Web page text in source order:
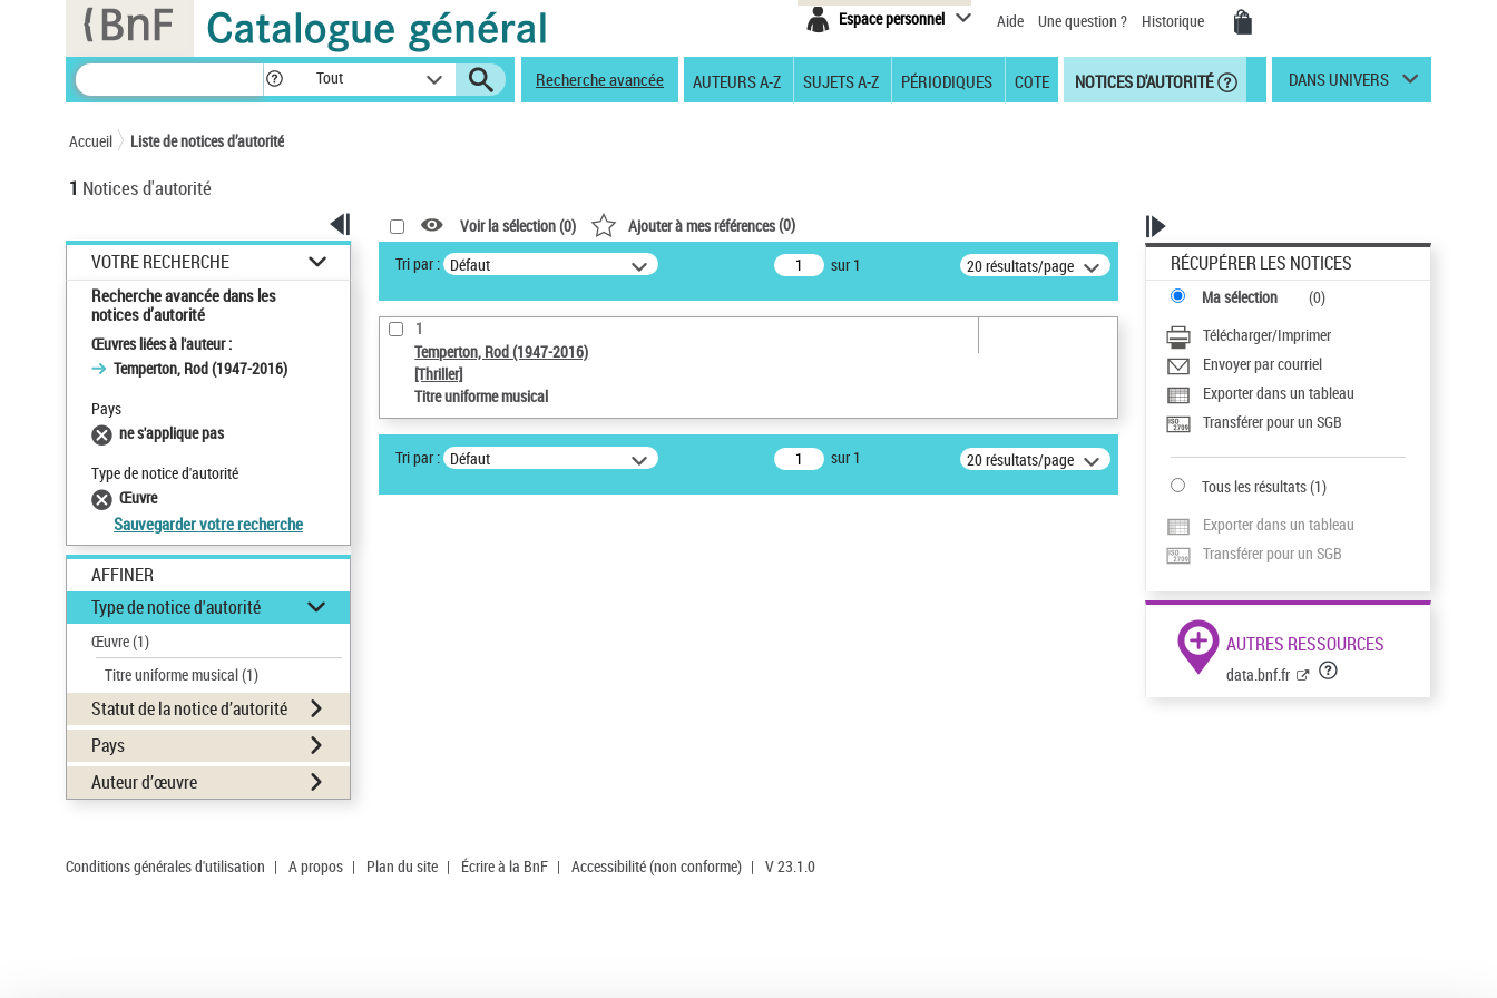
Espace personnel Aide Une question ? Historique
Tout Recherche avancée AUTEURS A-Z SUJETS A-Z PÉRIODIQUES COTE NOTICES D'AUTORITÉ DANS UNIVERS
Accueil Liste de notices d’autorité
1 Notices d'autorité
VOTRE RECHERCHE
Recherche avancée dans les
notices d’autorité
Œuvres liées à l'auteur :
Temperton, Rod (1947-2016)
Pays
ne s'applique pas
Type de notice d'autorité
Œuvre
Sauvegarder votre recherche
AFFINER
Type de notice d'autorité
Œuvre(1)
Titre uniforme musical(1)
Statut de la notice d’autorité
Pays
Auteur d’œuvre
Voir la sélection (0) Ajouter à mes références(0)
Tri par : Défaut sur 1 20 résultats/page
1
Temperton, Rod (1947-2016)
[Thriller]
Titre uniforme musical
Tri par : Défaut sur 1 20 résultats/page
RÉCUPÉRER LES NOTICES
Ma sélection (0)
Télécharger/Imprimer
Envoyer par courriel
Exporter dans un tableau
Transférer pour un SGB
Tous les résultats(1)
Exporter dans un tableau
Transférer pour un SGB
AUTRES RESSOURCES
data.bnf.fr
Conditions générales d'utilisation | A propos | Plan du site | Écrire à la BnF | Accessibilité (non conforme) | V 23.1.0
Panneau de gestion des cookies